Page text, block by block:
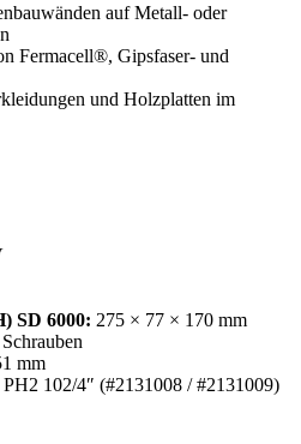
auf Metall- oder
Fermacell®, Gipsfaser- und
und Holzplatten im
SD 6000: 275 × 77 × 170 mm
mm
PH2 102/4″ (#2131008 / #2131009)